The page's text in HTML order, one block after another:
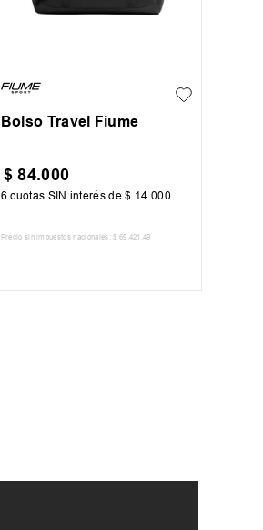
Bolso Travel Fiume
$ 84.000
6 cuotas SIN interés de$ 14 000
Precio sin impuestos nacionales: $ 69 421 ,49